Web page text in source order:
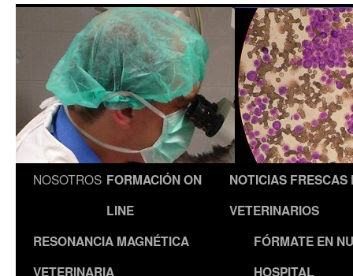
NOSOTROS FORMACIÓN ON
LINE
NOTICIAS FRESCAS
VETERINARIOS
RESONANCIA MAGNÉTICA
VETERINARIA
FÓRMATE EN
HOSPITAL